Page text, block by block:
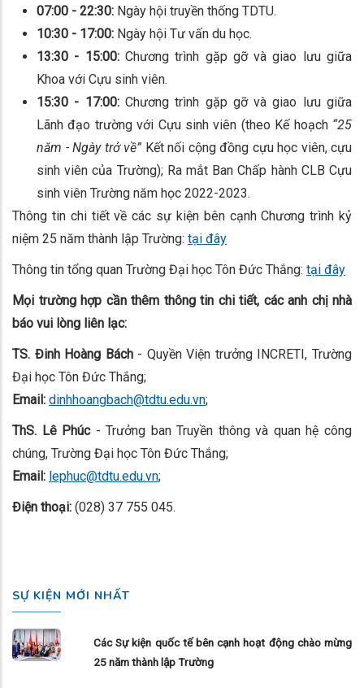
07:00 - 22:30: Ngày hội truyền thống TDTU.
10:30 - 17:00: Ngày hội Tư vấn du học.
13:30 - 15:00:Chương trình gặp gỡ và giao lưu giữa
Khoa với Cựu sinh viên.
15:30 - 17:00: Chương trình gặp gỡ và giao lưu giữa
Lãnh đạo trường với Cựu sinh viên (theo Kế hoạch “25
năm - Ngày trở về” Kết nối cộng đồng cựu học viên, cựu
sinh viên của Trường); Ra mắt Ban Chấp hành CLB Cựu
sinh viên Trường năm học 2022-2023.
Thông tin chi tiết về các sự kiện bên cạnh Chương trình kỷ
niệm 25 năm thành lập Trường: tại đây
Thông tin tổng quan Trường Đại học Tôn Đức Thắng: tại đây
Mọi trường hợp cần thêm thông tin chi tiết, các anh chị nhà
báo vui lòng liên lạc:
TS. Đinh Hoàng Bách- Quyền Viện trưởng INCRETI, Trường
Đại học Tôn Đức Thắng;
Email: dinhhoangbach@tdtu.edu.vn;
ThS. Lê Phúc- Trưởng ban Truyền thông và quan hệ công
chúng, Trường Đại học Tôn Đức Thắng;
Email: lephuc@tdtu.edu.vn;
Điện thoại: (028) 37 755 045.
SỰ KIỆN MỚI NHẤT
Các Sự kiện quốc tế bên cạnh hoạt động chào mừng
25 năm thành lập Trường